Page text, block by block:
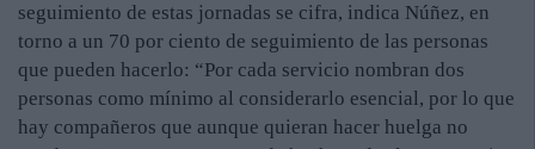
seguimiento de estas jornadas se cifra, indica Núñez, en
torno a un 70 por ciento de seguimiento de las personas
que pueden hacerlo: “Por cada servicio nombran dos
personas como mínimo al considerarlo esencial, por lo que
hay compañeros que aunque quieran hacer huelga no